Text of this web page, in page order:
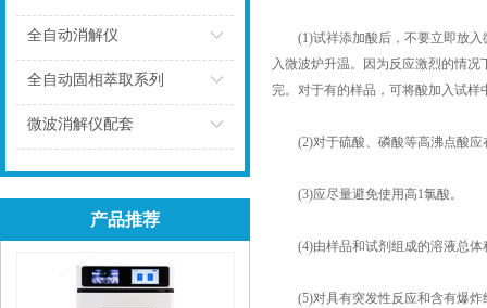
全自动消解仪
点击
全自动固相萃取系列
微波消解仪配套
产品推荐
(1)试祥添加酸后，不要立即放入
入微波炉升温。因为反应激烈的情
完。对于有的样品，可将酸加入试
(2)对于硫酸、磷酸等高沸点酸应
(3)应尽量避免使用高1氯酸。
(4)由样品和试剂组成的溶液总体
(5)对具有突发性反应和含有爆炸